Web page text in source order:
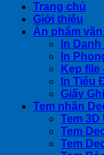
Trang chủ
Giới thiệu
Ấn phẩm
In
In
Kẹp
In Tiêu
Giấy
Tem nhãn
Tem 3D
Tem
Tem